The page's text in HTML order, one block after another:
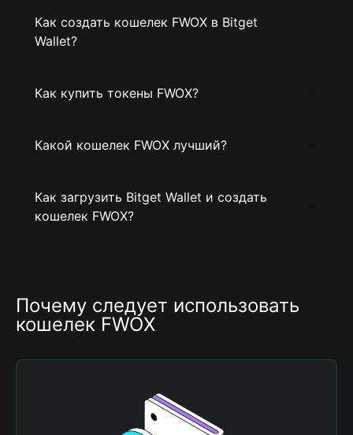
Как создать кошелек FWOX в Bitget
Wallet?
Как купить токены FWOX?
Какой кошелек FWOX лучший?
Как загрузить Bitget Wallet и создать
кошелек FWOX?
Почему следует использовать
кошелек FWOX